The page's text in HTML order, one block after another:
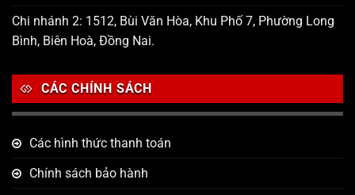
Chi nhánh 2: 1512, Bùi Văn Hòa, Khu Phố 7, Phường Long
Bình, Biên Hoà, Đồng Nai.
CÁC CHÍNH SÁCH
Các hình thức thanh toán
Chính sách bảo hành